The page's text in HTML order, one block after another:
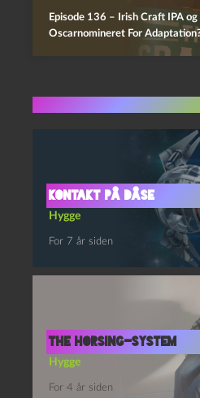
Episode 136 – Irish Craft IPA
Oscarnomineret For
Kontakt på dåse
Hygge
For 7 år siden
THE HORSING-SYSTEM
Hygge
For 4 år siden